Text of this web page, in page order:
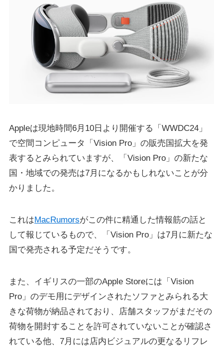
Appleは現地時間6月10日より開催する「WWDC24」
で空間コンピュータ「Vision Pro」の販売国拡大を発
表するとみられていますが、「Vision Pro」の新たな
国・地域での発売は7月になるかもしれないことが分
かりました。
これはMacRumorsがこの件に精通した情報筋の話と
して報じているもので、「Vision Pro」は7月に新たな
国で発売される予定だそうです。
また、イギリスの一部のApple Storeには「Vision
Pro」のデモ用にデザインされたソファとみられる大
きな荷物が納品されており、店舗スタッフがまだその
荷物を開封することを許可されていないことが確認さ
れている他、7月には店内ビジュアルの更なるリフレ